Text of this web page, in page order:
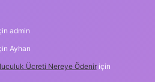
admin
Ayhan
Ücreti Nereye Ödeniriçin